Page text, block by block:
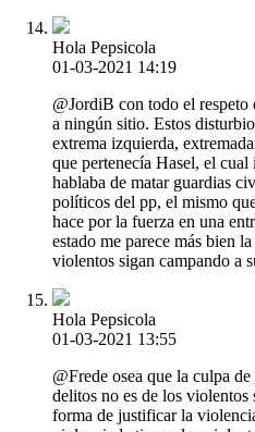
Hola Pepsicola
01-03-2021 14:19
@JordiB con todo el
a ningún sitio. Estos
extrema izquierda,
que pertenecía Hasel, el
hablaba de matar guardias
políticos del pp, el mismo
hace por la fuerza en una
estado me parece más bien
violentos sigan campando a
Hola Pepsicola
01-03-2021 13:55
@Frede osea que la culpa
delitos no es de los
forma de justificar la